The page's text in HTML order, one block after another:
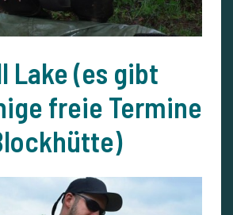
Lake (es gibt
freie Termine